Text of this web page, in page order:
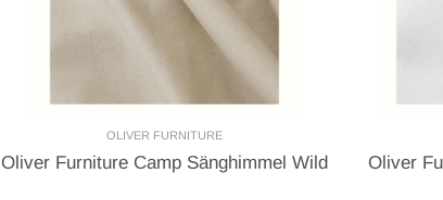
OLIVER FURNITURE
Oliver Furniture Camp Sänghimmel Wild
Oliver